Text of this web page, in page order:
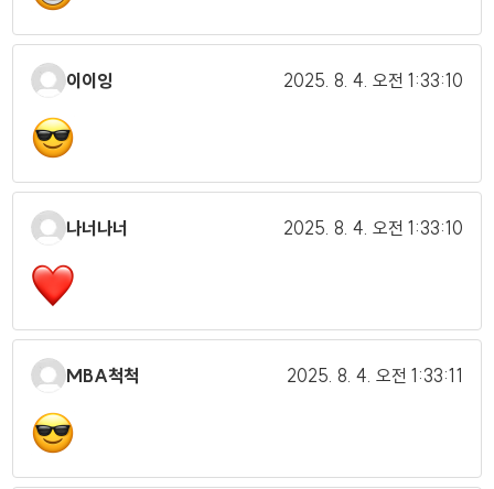
이이잉 2025. 8. 4. 오전 1:33:10
나너나너 2025. 8. 4. 오전 1:33:10
MBA척척 2025. 8. 4. 오전 1:33:11